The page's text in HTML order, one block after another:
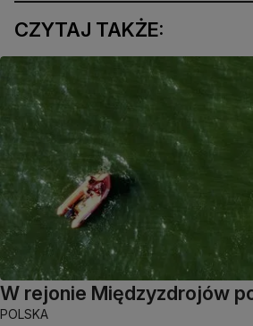
CZYTAJ TAKŻE:
W rejonie Międzyzdrojów
POLSKA